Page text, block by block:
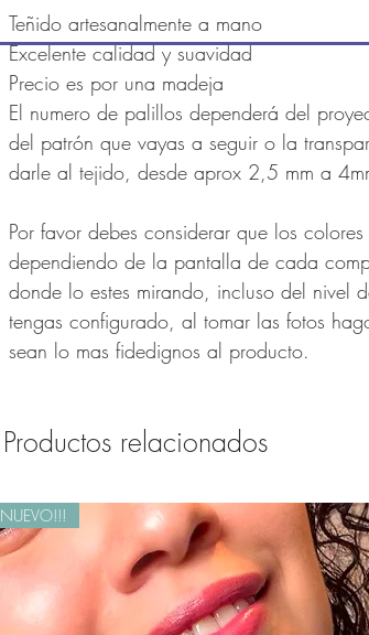
Teñido artesanalmente a mano
Excelente calidad y suavidad
Precio es por una madeja
El numero de palillos dependerá del
del patrón que vayas a seguir o la
darle al tejido, desde aprox 2,5 mm a
Por favor debes considerar que los
dependiendo de la pantalla de cada
donde lo estes mirando, incluso del nivel
tengas configurado, al tomar las fotos
sean lo mas fidedignos al producto.
Productos relacionados
NUEVO!!!